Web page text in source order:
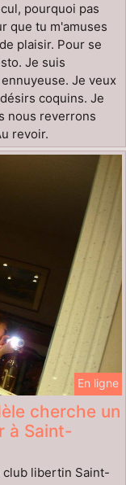
pourquoi pas
que tu m'amuses
plaisir. Pour se
Je suis
Je veux
coquins. Je
nous reverrons
revoir.
En ligne
cherche un
à Saint-
club libertin Saint-